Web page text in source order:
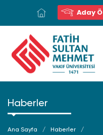
Aday
Haberler
Ana Sayfa
Haberler